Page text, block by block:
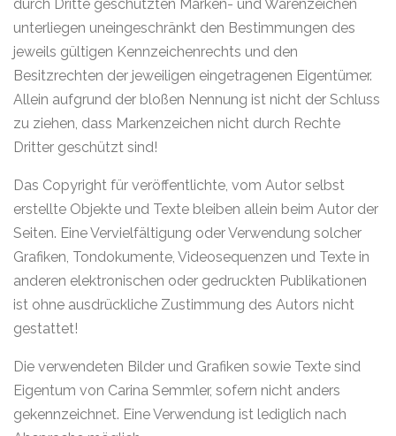
durch Dritte geschützten Marken- und Warenzeichen
unterliegen uneingeschränkt den Bestimmungen des
jeweils gültigen Kennzeichenrechts und den
Besitzrechten der jeweiligen eingetragenen Eigentümer.
Allein aufgrund der bloßen Nennung ist nicht der Schluss
zu ziehen, dass Markenzeichen nicht durch Rechte
Dritter geschützt sind!
Das Copyright für veröffentlichte, vom Autor selbst
erstellte Objekte und Texte bleiben allein beim Autor der
Seiten. Eine Vervielfältigung oder Verwendung solcher
Grafiken, Tondokumente, Videosequenzen und Texte in
anderen elektronischen oder gedruckten Publikationen
ist ohne ausdrückliche Zustimmung des Autors nicht
gestattet!
Die verwendeten Bilder und Grafiken sowie Texte sind
Eigentum von Carina Semmler, sofern nicht anders
gekennzeichnet. Eine Verwendung ist lediglich nach